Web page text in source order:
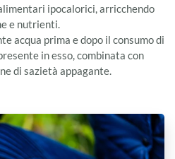
ipocalorici, arricchendo
e nutrienti.
acqua prima e dopo il consumo di
in esso, combinata con
di sazietà appagante.